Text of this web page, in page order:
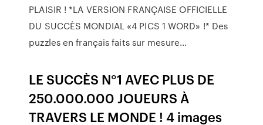
PLAISIR ! *LA VERSION FRANÇAISE OFFICIELLE
DU SUCCÈS MONDIAL «4 PICS 1 WORD» !* Des
puzzles en français faits sur mesure…
LE SUCCÈS N°1 AVEC PLUS DE
250.000.000 JOUEURS À
TRAVERS LE MONDE ! 4 images